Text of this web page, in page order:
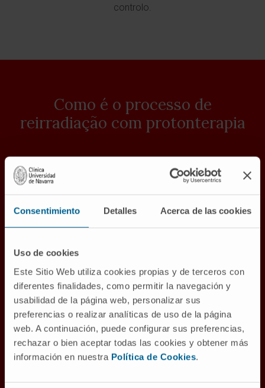
Consentimiento Detalles Acerca de las cookies
Uso de cookies
Este Sitio Web utiliza cookies propias y de terceros con
diferentes finalidades, como permitir la navegación y
usabilidad de la página web, personalizar sus
preferencias o realizar analíticas de uso de la página
web. A continuación, puede configurar sus preferencias,
rechazar o bien aceptar todas las cookies y obtener más
información en nuestra Política de Cookies.
controlo.
Como é o processo de
reirradiação com protonterapia
1
Avaliação pela equipa multidisciplinar
que toma a decisão de forma partilhada. Neste momento,
a experiência da equipa é crucial para selecionar
cuidadosamente osdoentes que podem beneficiar de
uma reirradiação.
2